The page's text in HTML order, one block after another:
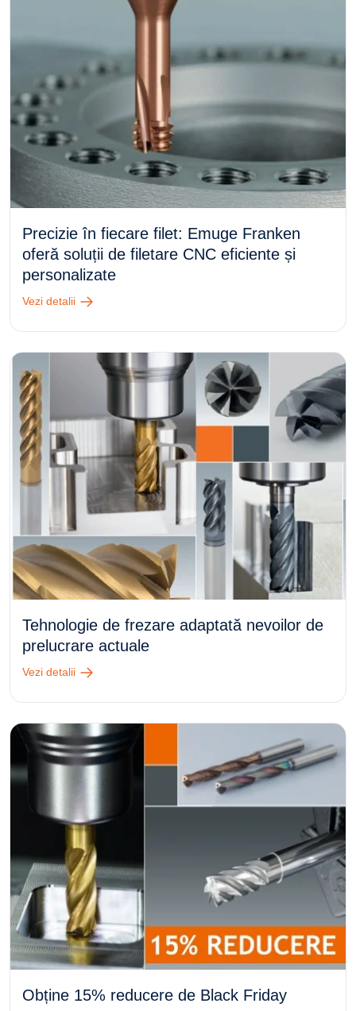
Precizie în fiecare filet: Emuge Franken
oferă soluții de filetare CNC eficiente și
personalizate
Vezi detalii
Tehnologie de frezare adaptată nevoilor de
prelucrare actuale
Vezi detalii
Obține 15% reducere de Black Friday